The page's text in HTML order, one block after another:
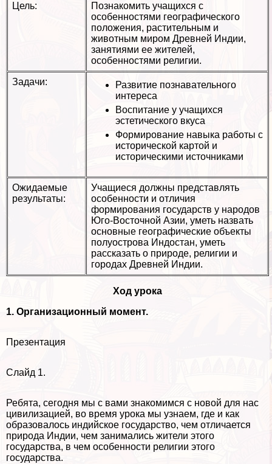
Цель:
Познакомить учащихся с
особенностями географического
положения, растительным и
животным миром Древней Индии,
занятиями ее жителей,
особенностями религии.
Задачи:
Развитие познавательного
интереса
Воспитание у учащихся
эстетического вкуса
Формирование навыка работы с
исторической картой и
историческими источниками
Ожидаемые
результаты:
Учащиеся должны представлять
особенности и отличия
формирования государств у народов
Юго-Восточной Азии, уметь назвать
основные географические объекты
полуострова Индостан, уметь
рассказать о природе, религии и
городах Древней Индии.
Ход урока
1. Организационный момент.
Презентация
Слайд 1.
Ребята, сегодня мы с вами знакомимся с новой для нас
цивилизацией, во время урока мы узнаем, где и как
образовалось индийское государство, чем отличается
природа Индии, чем занимались жители этого
государства, в чем особенности религии этого
государства.